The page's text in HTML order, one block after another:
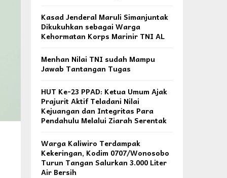
Kasad Jenderal Maruli Simanjuntak
Dikukuhkan sebagai Warga
Kehormatan Korps Marinir TNI AL
Menhan Nilai TNI sudah Mampu
Jawab Tantangan Tugas
HUT Ke-23 PPAD: Ketua Umum Ajak
Prajurit Aktif Teladani Nilai
Kejuangan dan Integritas Para
Pendahulu Melalui Ziarah Serentak
Warga Kaliwiro Terdampak
Kekeringan, Kodim 0707/Wonosobo
Turun Tangan Salurkan 3.000 Liter
Air Bersih